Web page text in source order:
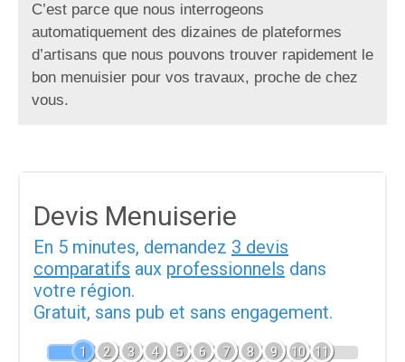
C’est parce que nous interrogeons
automatiquement des dizaines de plateformes
d’artisans que nous pouvons trouver rapidement le
bon menuisier pour vos travaux, proche de chez
vous.
Devis Menuiserie
En 5 minutes, demandez 3 devis
comparatifs aux professionnels dans
votre région.
Gratuit, sans pub et sans engagement.
1 2 3 4 5 6 7 8 9 10 11